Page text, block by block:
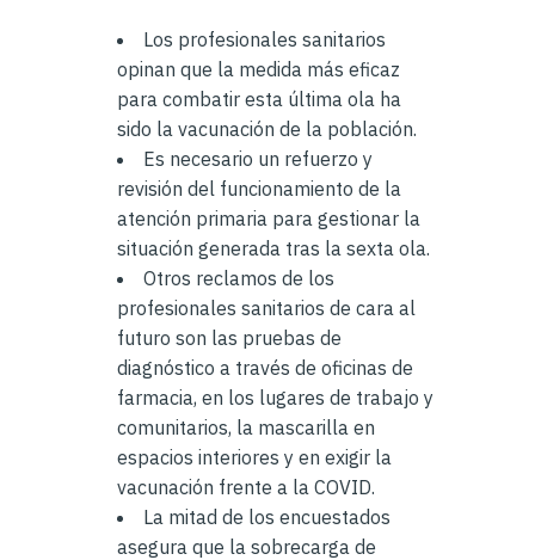
Los profesionales sanitarios
opinan que la medida más eficaz
para combatir esta última ola ha
sido la vacunación de la población.
Es necesario un refuerzo y
revisión del funcionamiento de la
atención primaria para gestionar la
situación generada tras la sexta ola.
Otros reclamos de los
profesionales sanitarios de cara al
futuro son las pruebas de
diagnóstico a través de oficinas de
farmacia, en los lugares de trabajo y
comunitarios, la mascarilla en
espacios interiores y en exigir la
vacunación frente a la COVID.
La mitad de los encuestados
asegura que la sobrecarga de